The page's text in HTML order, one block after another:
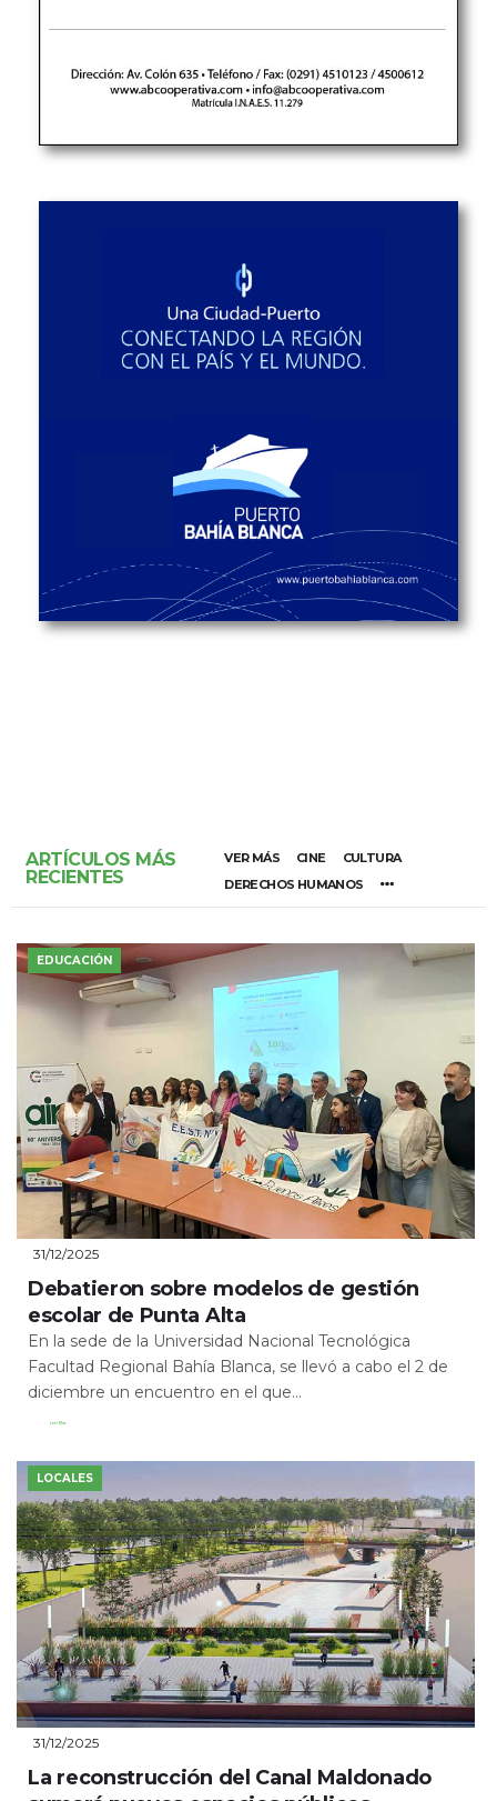
ARTÍCULOS MÁS
RECIENTES
VER MÁS CINE
CULTURA
DERECHOS HUMANOS
EDUCACIÓN
31/12/2025
Debatieron sobre modelos de gestión
escolar de Punta Alta
En la sede de la Universidad Nacional Tecnológica
Facultad Regional Bahía Blanca, se llevó a cabo el 2 de
diciembre un encuentro en el que...
Leer Más
LOCALES
31/12/2025
La reconstrucción del Canal Maldonado